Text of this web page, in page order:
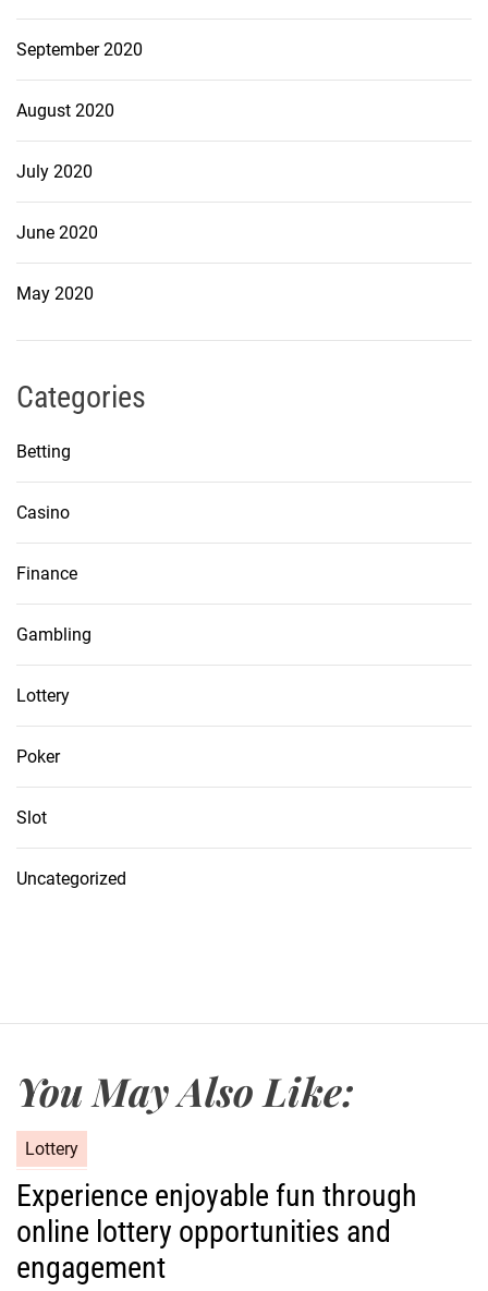
September 2020
August 2020
July 2020
June 2020
May 2020
Categories
Betting
Casino
Finance
Gambling
Lottery
Poker
Slot
Uncategorized
You May Also Like:
a
e
o
Lottery
Experience enjoyable fun through
online lottery opportunities and
engagement